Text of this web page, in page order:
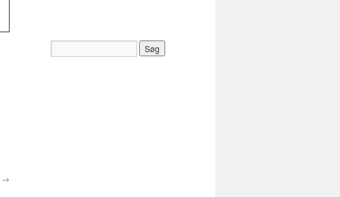
→